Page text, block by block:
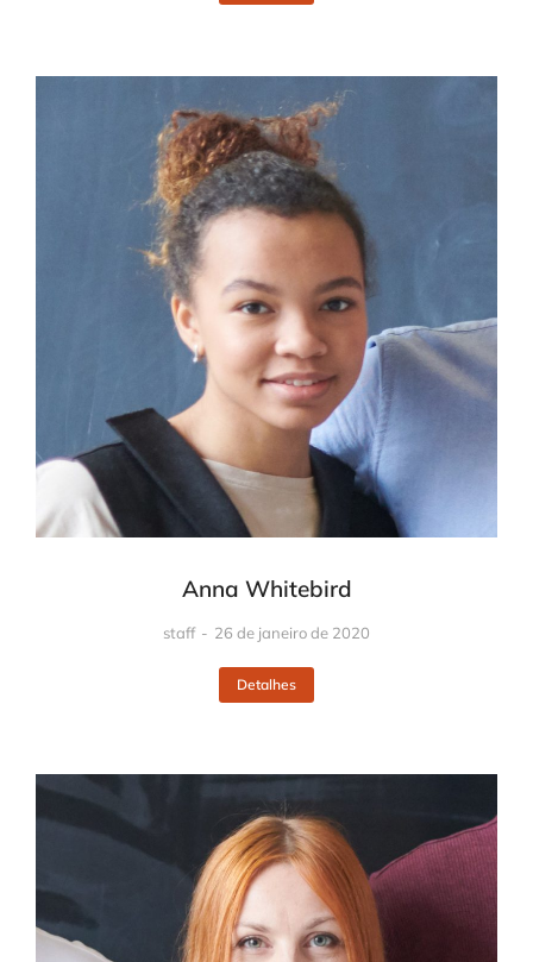
Anna Whitebird
staff 26 de janeiro de 2020
Detalhes